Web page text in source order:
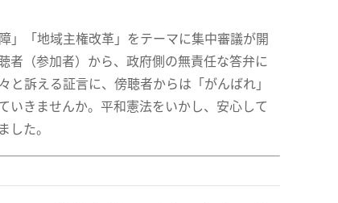
」「地域主権改革」をテーマに集中審議が開
者（参加者）から、政府側の無責任な答弁に
訴える証言に、傍聴者からは「がんばれ」
いきませんか。平和憲法をいかし、安心して
た。